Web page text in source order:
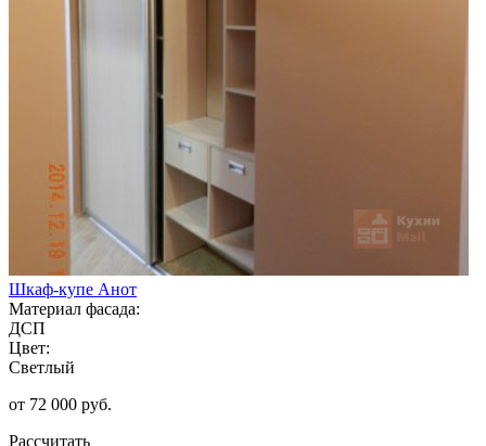
Шкаф-купе Анот
Материал фасада:
ДСП
Цвет:
Светлый
от 72 000 руб.
Рассчитать